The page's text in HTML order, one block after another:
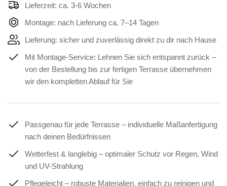
Lieferzeit: ca. 3-6 Wochen
Montage: nach Lieferung ca. 7–14 Tagen
Lieferung: sicher und zuverlässig direkt zu dir nach Hause
Mit Montage-Service: Lehnen Sie sich entspannt zurück –
von der Bestellung bis zur fertigen Terrasse übernehmen
wir den kompletten Ablauf für Sie
Passgenau für jede Terrasse – individuelle Maßanfertigung
nach deinen Bedürfnissen
Wetterfest & langlebig – optimaler Schutz vor Regen, Wind
und UV-Strahlung
Pflegeleicht – robuste Materialien, einfach zu reinigen und